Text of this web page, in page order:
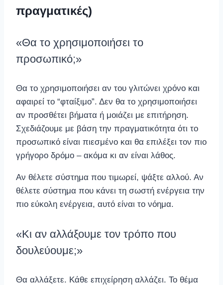
πραγματικές)
«Θα το χρησιμοποιήσει το
προσωπικό;»
Θα το χρησιμοποιήσει αν του γλιτώνει χρόνο και
αφαιρεί το “φταίξιμο”. Δεν θα το χρησιμοποιήσει
αν προσθέτει βήματα ή μοιάζει με επιτήρηση.
Σχεδιάζουμε με βάση την πραγματικότητα ότι το
προσωπικό είναι πιεσμένο και θα επιλέξει τον πιο
γρήγορο δρόμο – ακόμα κι αν είναι λάθος.
Αν θέλετε σύστημα που τιμωρεί, ψάξτε αλλού. Αν
θέλετε σύστημα που κάνει τη σωστή ενέργεια την
πιο εύκολη ενέργεια, αυτό είναι το νόημα.
«Κι αν αλλάξουμε τον τρόπο που
δουλεύουμε;»
Θα αλλάξετε. Κάθε επιχείρηση αλλάζει. Το θέμα